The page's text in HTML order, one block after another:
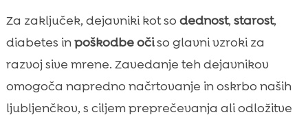
Za zaključek, dejavniki kot so dednost, starost,
diabetes inpoškodbe očiso glavni vzroki za
razvoj sive mrene. Zavedanje teh dejavnikov
omogoča napredno načrtovanje in oskrbo naših
ljubljenčkov, s ciljem preprečevanja ali odložitve